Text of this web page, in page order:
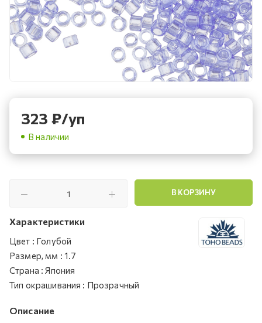
323 ₽/уп
В наличии
В КОРЗИНУ
Характеристики
Цвет : Голубой
Размер, мм : 1.7
Страна : Япония
Тип окрашивания : Прозрачный
Описание